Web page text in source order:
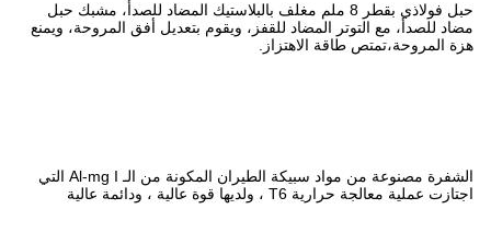
ملم مغلف بالبلاستيك المضاد للصدأ، مشبك حبل
ويقوم بتعديل أفق المروحة، ويمنع
الشفرة مصنوعة من مواد سبيكة الطيران المكونة من الـ Al-mg I التي